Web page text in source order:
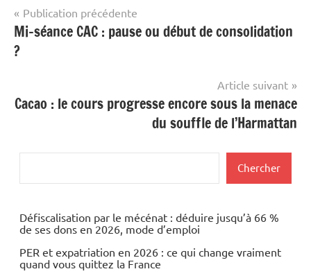
Navigation
de
l’article
Publication précédente
Mi-séance CAC : pause ou début de consolidation
?
Article suivant
Cacao : le cours progresse encore sous la menace
du souffle de l’Harmattan
Chercher
Défiscalisation par le mécénat : déduire jusqu’à 66 %
de ses dons en 2026, mode d’emploi
PER et expatriation en 2026 : ce qui change vraiment
quand vous quittez la France